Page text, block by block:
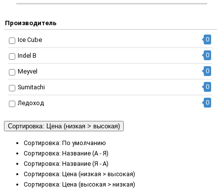
Производитель
Ice Cube 0
Indel B 0
Meyvel 0
Sumitachi 0
Ледоход 0
Dometic
Colku
Ezetil
Сортировка: Цена (низкая > высокая)
Сортировка: По умолчанию
Сортировка: Название (А - Я)
Сортировка: Название (Я - А)
Сортировка: Цена (низкая > высокая)
Сортировка: Цена (высокая > низкая)